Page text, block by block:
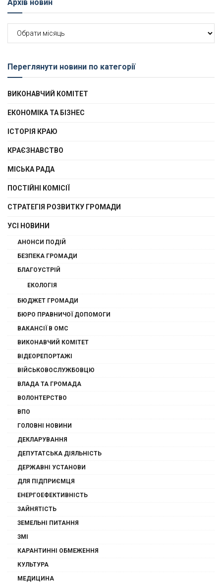
Архів новин
Архів
новин
Переглянути новини по категорії
ВИКОНАВЧИЙ КОМІТЕТ
ЕКОНОМІКА ТА БІЗНЕС
ІСТОРІЯ КРАЮ
КРАЄЗНАВСТВО
МІСЬКА РАДА
ПОСТІЙНІ КОМІСІЇ
СТРАТЕГІЯ РОЗВИТКУ ГРОМАДИ
УСІ НОВИНИ
АНОНСИ ПОДІЙ
БЕЗПЕКА ГРОМАДИ
БЛАГОУСТРІЙ
ЕКОЛОГІЯ
БЮДЖЕТ ГРОМАДИ
БЮРО ПРАВНИЧОЇ ДОПОМОГИ
ВАКАНСІЇ В ОМС
ВИКОНАВЧИЙ КОМІТЕТ
ВІДЕОРЕПОРТАЖІ
ВІЙСЬКОВОСЛУЖБОВЦЮ
ВЛАДА ТА ГРОМАДА
ВОЛОНТЕРСТВО
ВПО
ГОЛОВНІ НОВИНИ
ДЕКЛАРУВАННЯ
ДЕПУТАТСЬКА ДІЯЛЬНІСТЬ
ДЕРЖАВНІ УСТАНОВИ
ДЛЯ ПІДПРИЄМЦЯ
ЕНЕРГОЕФЕКТИВНІСТЬ
ЗАЙНЯТІСТЬ
ЗЕМЕЛЬНІ ПИТАННЯ
ЗМІ
КАРАНТИННІ ОБМЕЖЕННЯ
КУЛЬТУРА
МЕДИЦИНА